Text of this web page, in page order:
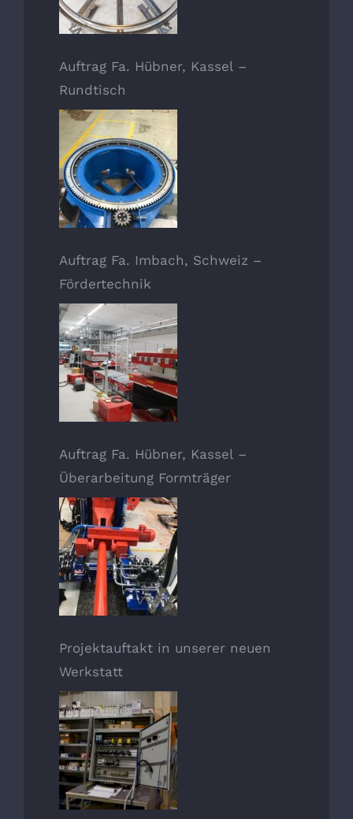
Auftrag Fa. Hübner, Kassel –
Rundtisch
Auftrag Fa. Imbach, Schweiz –
Fördertechnik
Auftrag Fa. Hübner, Kassel –
Überarbeitung Formträger
Projektauftakt in unserer neuen
Werkstatt